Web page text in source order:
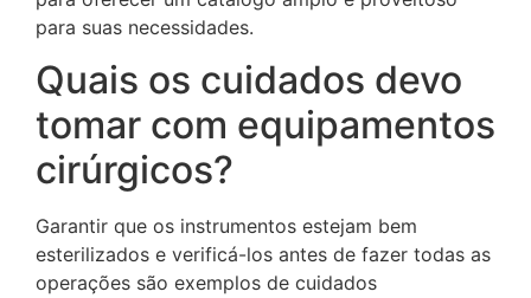
para suas necessidades.
Quais os cuidados devo
tomar com equipamentos
cirúrgicos?
Garantir que os instrumentos estejam bem
esterilizados e verificá-los antes de fazer todas as
operações são exemplos de cuidados